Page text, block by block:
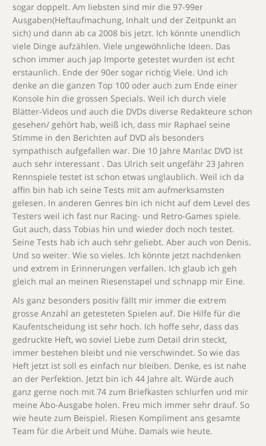
sogar doppelt. Am liebsten sind mir die 97-99er
Ausgaben(Heftaufmachung, Inhalt und der Zeitpunkt an
sich) und dann ab ca 2008 bis jetzt. Ich könnte unendlich
viele Dinge aufzählen. Viele ungewöhnliche Ideen. Das
schon immer auch jap Importe getestet wurden ist echt
erstaunlich. Ende der 90er sogar richtig Viele. Und ich
denke an die ganzen Top 100 oder auch zum Ende einer
Konsole hin die grossen Specials. Weil ich durch viele
Blätter-Videos und auch die DVDs diverse Redakteure schon
gesehen/ gehört hab, weiß ich, dass mir Raphael seine
Stimme in den Berichten auf DVD als besonders
sympathisch aufgefallen war. Die 10 Jahre Man!ac DVD ist
auch sehr interessant . Das Ulrich seit ungefähr 23 Jahren
Rennspiele testet ist schon etwas unglaublich. Weil ich da
affin bin hab ich seine Tests mit am aufmerksamsten
gelesen. In anderen Genres bin ich nicht auf dem Level des
Testers weil ich fast nur Racing- und Retro-Games spiele.
Gut auch, dass Tobias hin und wieder doch noch testet.
Seine Tests hab ich auch sehr geliebt. Aber auch von Denis.
Und so weiter. Wie so vieles. Ich könnte jetzt nachdenken
und extrem in Erinnerungen verfallen. Ich glaub ich geh
gleich mal an meinen Riesenstapel und schnapp mir Eine.
Als ganz besonders positiv fällt mir immer die extrem
grosse Anzahl an getesteten Spielen auf. Die Hilfe für die
Kaufentscheidung ist sehr hoch. Ich hoffe sehr, dass das
gedruckte Heft, wo soviel Liebe zum Detail drin steckt,
immer bestehen bleibt und nie verschwindet. So wie das
Heft jetzt ist soll es einfach nur bleiben. Denke, es ist nahe
an der Perfektion. Jetzt bin ich 44 Jahre alt. Würde auch
ganz gerne noch mit 74 zum Briefkasten schlurfen und mir
meine Abo-Ausgabe holen. Freu mich immer sehr drauf. So
wie heute zum Beispiel. Riesen Kompliment ans gesamte
Team für die Arbeit und Mühe. Damals wie heute.